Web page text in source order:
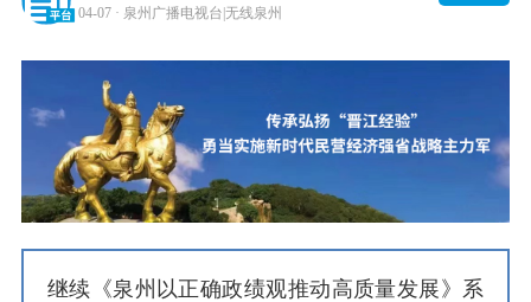
04-07 · 泉州广播电视台|无线泉州
继续《泉州以正确政绩观推动高质量发展》系